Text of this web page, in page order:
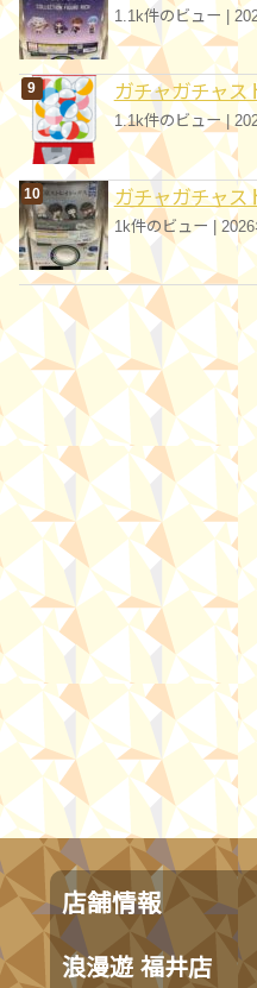
1.1k件のビュー
ガチャガチャス
1.1k件のビュー|
ガチャガチャス
1k件のビュー |
店舗情報
浪漫遊 福井店